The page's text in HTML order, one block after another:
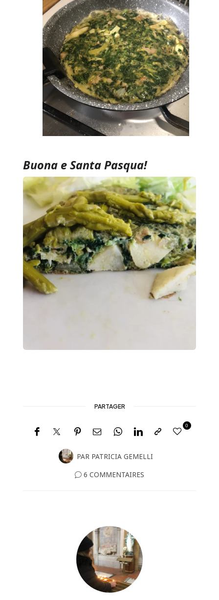
Buona e Santa Pasqua!
PARTAGER
PAR PATRICIA GEMELLI
0
6 COMMENTAIRES